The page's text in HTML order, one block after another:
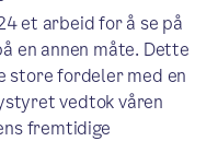
et arbeid for å se på
en annen måte. Dette
store fordeler med en
vedtok våren
fremtidige